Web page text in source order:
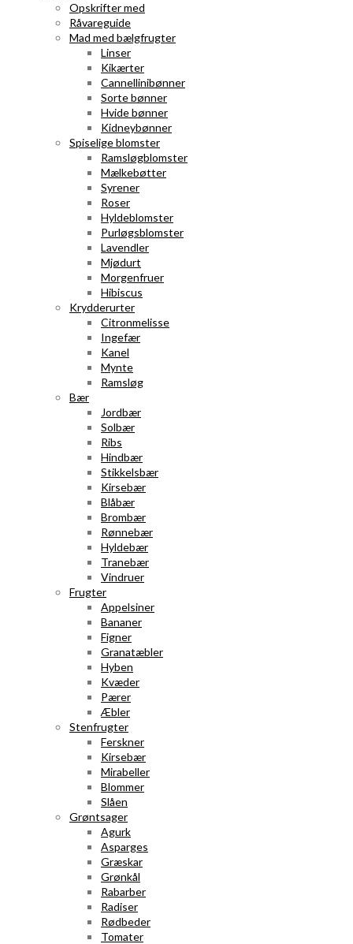
Opskrifter med
Råvareguide
Mad med bælgfrugter
Linser
Kikærter
Cannellinibønner
Sorte bønner
Hvide bønner
Kidneybønner
Spiselige blomster
Ramsløgblomster
Mælkebøtter
Syrener
Roser
Hyldeblomster
Purløgsblomster
Lavendler
Mjødurt
Morgenfruer
Hibiscus
Krydderurter
Citronmelisse
Ingefær
Kanel
Mynte
Ramsløg
Bær
Jordbær
Solbær
Ribs
Hindbær
Stikkelsbær
Kirsebær
Blåbær
Brombær
Rønnebær
Hyldebær
Tranebær
Vindruer
Frugter
Appelsiner
Bananer
Figner
Granatæbler
Hyben
Kvæder
Pærer
Æbler
Stenfrugter
Ferskner
Kirsebær
Mirabeller
Blommer
Slåen
Grøntsager
Agurk
Asparges
Græskar
Grønkål
Rabarber
Radiser
Rødbeder
Tomater